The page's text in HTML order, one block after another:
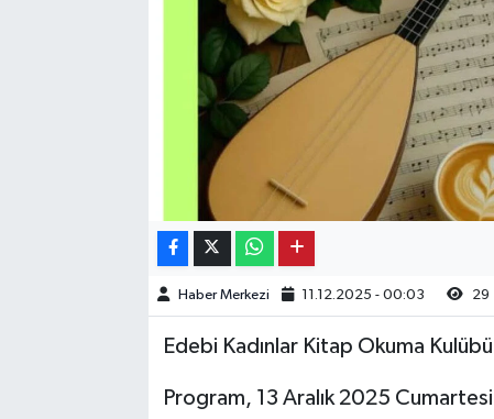
Haber Merkezi 11.12.2025 - 00:03 29
Edebi Kadınlar Kitap Okuma
Program, 13 Aralık 2025
Osmancık